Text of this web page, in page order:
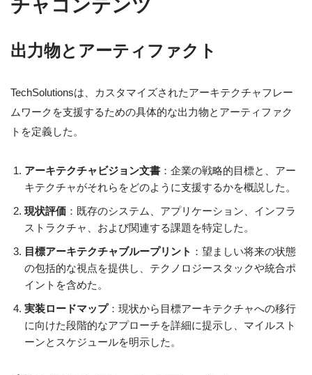
チャコンテンツ
出力物とアーティファクト
TechSolutionsは、カスタマイズされたアーキテクチャフレー
ムワークを支援するための具体的な出力物とアーティファク
トを定義した。
アーキテクチャビジョン文書 ：企業の戦略的目標と、アー
キテクチャがそれらをどのように支援するかを概説した。
現状評価 ：既存のシステム、アプリケーション、インフラ
ストラクチャ、および関連する課題を特定した。
目標アーキテクチャブループリント ：望ましい将来の状態
の包括的な視点を提供し、テクノロジースタックや統合ポ
イントを含めた。
実装ロードマップ：現状から目標アーキテクチャへの移行
に向けた段階的なアプローチを詳細に提示し、マイルスト
ーンとスケジュールを明示した。